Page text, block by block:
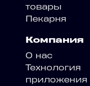
товары
Пекарня
Компания
О нас
Технология
приложения